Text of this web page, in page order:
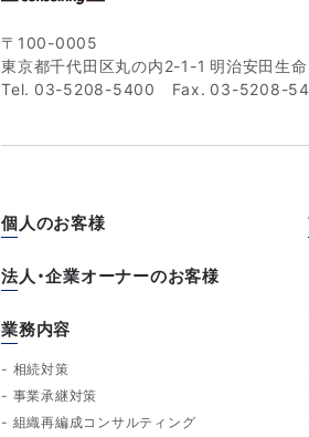
〒100-0005
東京都千代田区丸の内2-1-1 明治安田生
Tel. 03-5208-5400 Fax. 03-5208-
個人のお客様
法人・企業オーナーのお客様
業務内容
相続対策
事業承継対策
組織再編成コンサルティング